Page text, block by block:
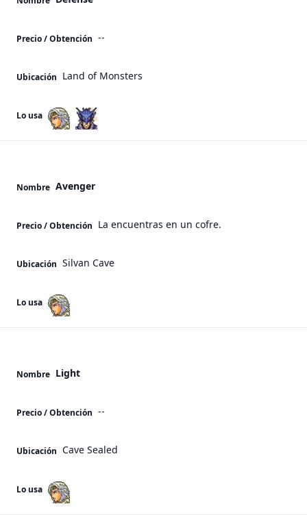
Precio / Obtención --
Ubicación Land of Monsters
Lo usa
Nombre Avenger
Precio / Obtención La encuentras en un cofre.
Ubicación Silvan Cave
Lo usa
Nombre Light
Precio / Obtención --
Ubicación Cave Sealed
Lo usa